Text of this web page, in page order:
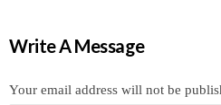
Write A Message
Your email address will not be